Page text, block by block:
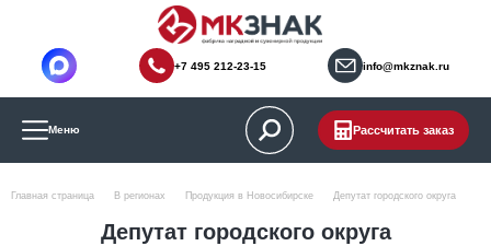
info@mkznak.ru
+7 495 212-23-15
Меню Рассчитать заказ
Главная страница В регионах Продукция в Новосибирске Депутат городского округа
Депутат городского округа